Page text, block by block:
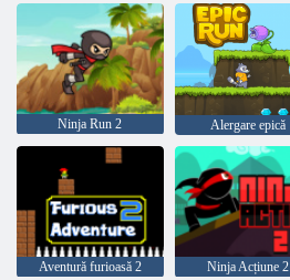
Ninja Run 2 Alergare epică
Aventură furioasă 2 Ninja Acțiune 2